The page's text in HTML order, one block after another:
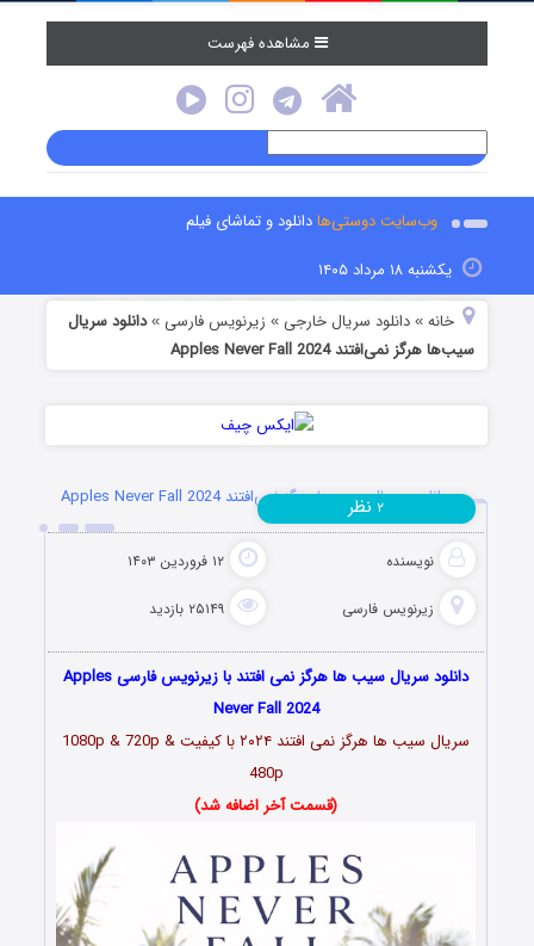
مشاهده فهرست
وب‌سایت دوستی‌هادانلود و تماشای فیلم
یکشنبه ۱۸ مرداد ۱۴۰۵
خانه »دانلود سریال خارجی » زیرنویس فارسی »دانلود سریال
سیب‌ها هرگز نمی‌افتند Apples Never Fall 2024
دانلود سریال سیب‌ها هرگز نمی‌افتند Apples Never Fall 2024
نویسنده ۱۲ فروردین ۱۴۰۳
زیرنویس فارسی ۲۵۱۴۹ بازدید
۲ نظر
دانلود سریال سیب ها هرگز نمی افتند با زیرنویس فارسی Apples
Never Fall 2024
سریال سیب ها هرگز نمی افتند ۲۰۲۴ با کیفیت 1080p & 720p &
480p
(قسمت آخر اضافه شد)